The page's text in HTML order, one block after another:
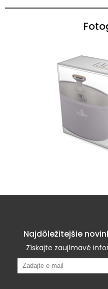
Najdôležitejšie
Získajte zaujímavé